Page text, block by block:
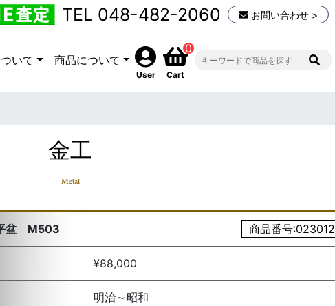
TEL 048-482-2060 お問い合わせ >
いて 商品について
User
0
Cart
金工
Metal
盆 M503 商品番号:023012
¥88,000
明治～昭和